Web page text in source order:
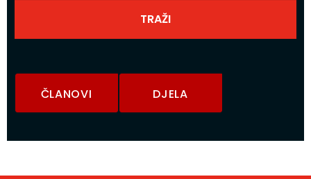
ČLANOVI DJELA